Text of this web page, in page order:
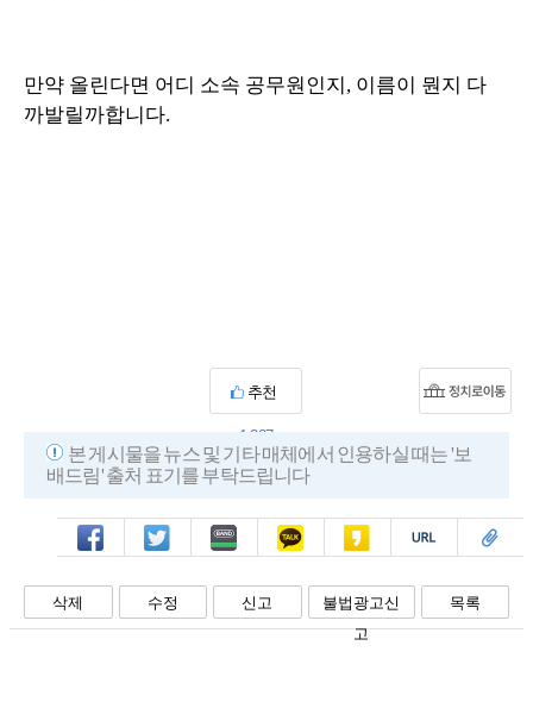
만약 올린다면 어디 소속 공무원인지, 이름이 뭔지 다
까발릴까합니다.
추천
1,387
본 게시물을 뉴스 및 기타 매체에서 인용하실 때는 '보
배드림' 출처 표기를 부탁드립니다
페북 트윗 밴드 카톡 카스 복사 스크랩
삭제 수정 신고
불법광고신
고
목록